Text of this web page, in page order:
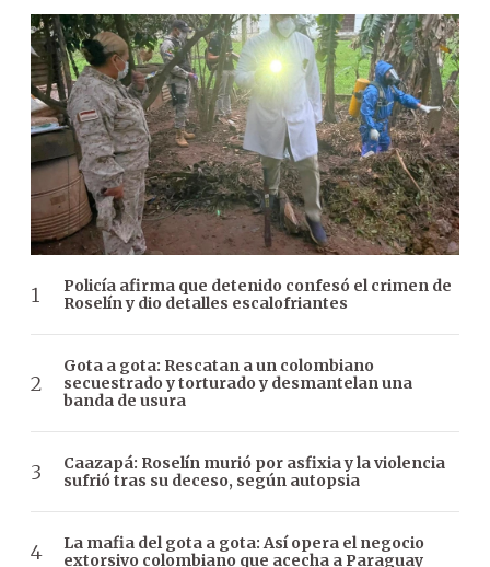
Policía afirma que detenido confesó el crimen de
Roselín y dio detalles escalofriantes
Gota a gota: Rescatan a un colombiano
secuestrado y torturado y desmantelan una
banda de usura
Caazapá: Roselín murió por asfixia y la violencia
sufrió tras su deceso, según autopsia
La mafia del gota a gota: Así opera el negocio
extorsivo colombiano que acecha a Paraguay